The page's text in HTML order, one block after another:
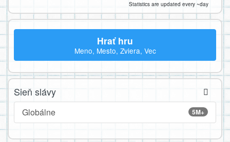
Statistics are updated every ~day
Hrať hru
Meno, Mesto, Zviera, Vec
Sieň slávy
5M+
Globálne